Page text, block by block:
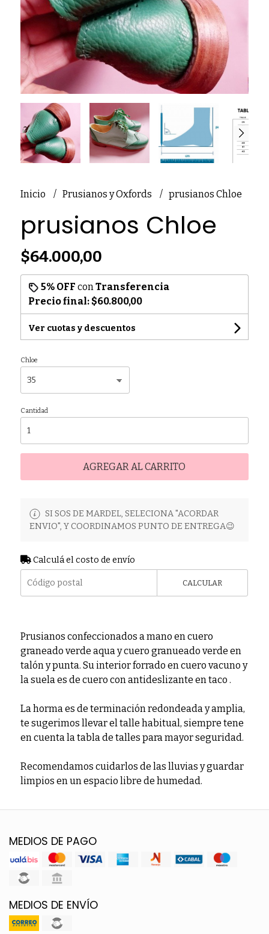
Inicio Prusianos y Oxfords prusianos Chloe
prusianos Chloe
$64.000,00
5% OFF con Transferencia
Precio final: $60.800,00
Ver cuotas y descuentos
Chloe
Cantidad
AGREGAR AL CARRITO
SI SOS DE MARDEL, SELECIONA "ACORDAR
ENVIO", Y COORDINAMOS PUNTO DE ENTREGA😉
Calculá el costo de envío
CALCULAR
Prusianos confeccionados a mano en cuero
graneado verde aqua y cuero granueado verde en
talón y punta. Su interior forrado en cuero vacuno y
la suela es de cuero con antideslizante en taco .
La horma es de terminación redondeada y amplia,
te sugerimos llevar el talle habitual, siempre tene
en cuenta la tabla de talles para mayor seguridad.
Recomendamos cuidarlos de las lluvias y guardar
limpios en un espacio libre de humedad.
MEDIOS DE PAGO
MEDIOS DE ENVÍO